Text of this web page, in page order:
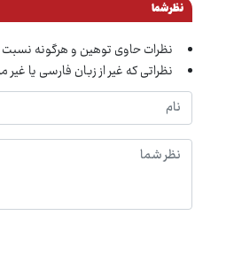
نظر شما
نظرات حاوی توهین و هرگونه
نظراتی که غیر از زبان فارسی یا